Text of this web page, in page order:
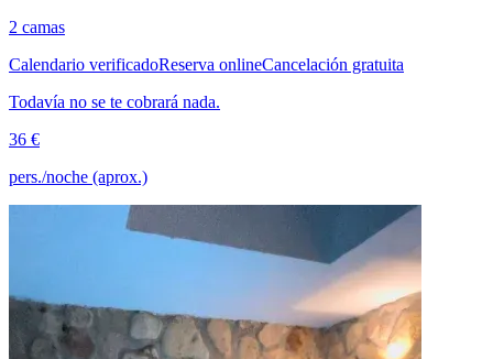
2 camas
Calendario verificadoReserva onlineCancelación gratuita
Todavía no se te cobrará nada.
36 €
pers./noche (aprox.)